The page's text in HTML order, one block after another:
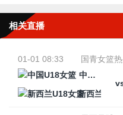
相关直播
01-01 08:33
国青女篮
中国U18女篮
新西兰U18